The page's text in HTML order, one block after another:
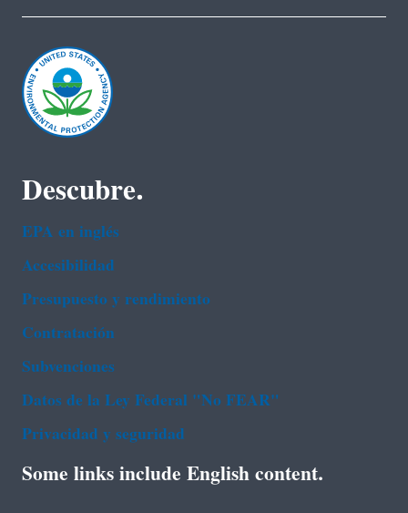
Descubre.
EPA en ingl‌és
Accesibilidad
Presupuesto y rendimiento
Contratación
Subvenciones
Datos de la Ley Federal "No FEAR"
Privacidad y seguridad
Some links include English content.